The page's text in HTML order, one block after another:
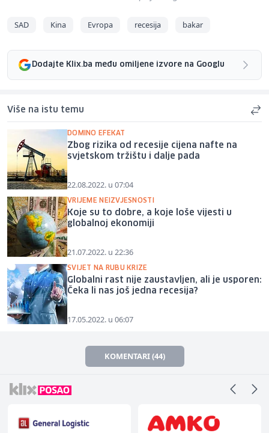
SAD Kina Evropa recesija bakar
Dodajte Klix.ba među omiljene izvore na Googlu
Više na istu temu
DOMINO EFEKAT
Zbog rizika od recesije cijena nafte na
svjetskom tržištu i dalje pada
22.08.2022. u 07:04
VRIJEME NEIZVJESNOSTI
Koje su to dobre, a koje loše vijesti u
globalnoj ekonomiji
21.07.2022. u 22:36
SVIJET NA RUBU KRIZE
Globalni rast nije zaustavljen, ali je usporen:
Čeka li nas još jedna recesija?
17.05.2022. u 06:07
KOMENTARI (44)